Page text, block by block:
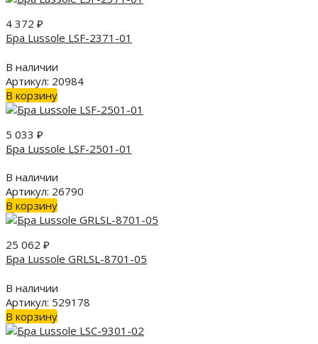
4 372 ₽
Бра Lussole LSF-2371-01
В наличии
Артикул: 20984
В корзину
5 033 ₽
Бра Lussole LSF-2501-01
В наличии
Артикул: 26790
В корзину
25 062 ₽
Бра Lussole GRLSL-8701-05
В наличии
Артикул: 529178
В корзину